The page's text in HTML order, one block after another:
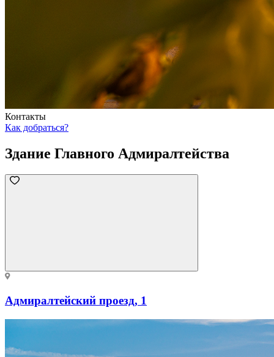
Контакты
Как добраться?
Здание Главного Адмиралтейства
Адмиралтейский проезд, 1